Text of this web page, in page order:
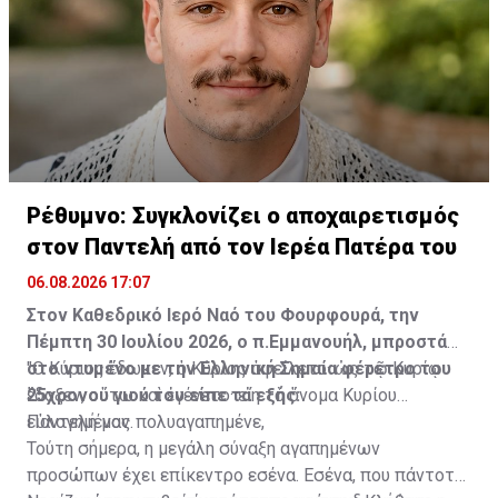
Διαβάστε επίσης: ΒΙΝΤΕΟ: Η στιγμή της δολοφονικής
επίθεσης με μολότοφ στη Marfin
ΦΩΤΟ: Τα ντοκουμέντα που ταυτοποίησαν τους τρεις
για τις δολοφονίες στη Marfin
Πηγή: ΑΠΕ-ΜΠΕ
Ρέθυμνο: Συγκλονίζει ο αποχαιρετισμός
στον Παντελή από τον Ιερέα Πατέρα του
06.08.2026 17:07
Στον Καθεδρικό Ιερό Ναό του Φουρφουρά, την
Πέμπτη 30 Ιουλίου 2026, ο π.Εμμανουήλ, μπροστά
στο ντυμένο με την Ελληνική Σημαία φέρετρο του
25χρονου γιού του είπε τα εξής:
"Ο Κύριος ἔδωκεν, ὁ Κύριος ἀφείλετο· ὡς τῷ Κυρίῳ
ἔδοξεν, οὕτω καὶ ἐγένετο· εἴη τὸ ὄνομα Κυρίου
εὐλογημένον.
Παντελή μας πολυαγαπημένε,
Τούτη σήμερα, η μεγάλη σύναξη αγαπημένων
προσώπων έχει επίκεντρο εσένα. Εσένα, που πάντοτε